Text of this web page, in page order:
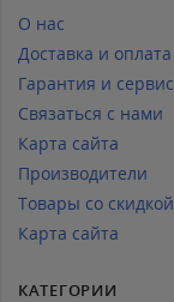
О нас
Доставка и оплата
Гарантия и сервис
Связаться с нами
Карта сайта
Производители
Товары со скидкой
Карта сайта
КАТЕГОРИИ